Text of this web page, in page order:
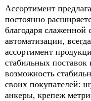
Ассортимент
постоянно
благодаря слаженной
автоматизации,
ассортимент
стабильных
возможность
своих покупателей:
анкеры, крепеж